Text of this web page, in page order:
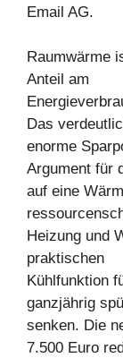
Email AG.
Raumwärme
Anteil am
Das
enorme
Argument für
auf eine
Heizung und
praktischen
Kühlfunktion
ganzjährig
senken. Die
7.500 Euro